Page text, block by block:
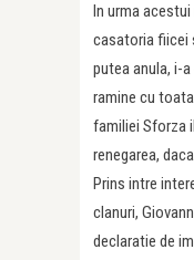
In urma
casatoria fiicei
putea anula, i-
ramine cu
familiei Sforza
renegarea,
Prins intre
clanuri,
declaratie de